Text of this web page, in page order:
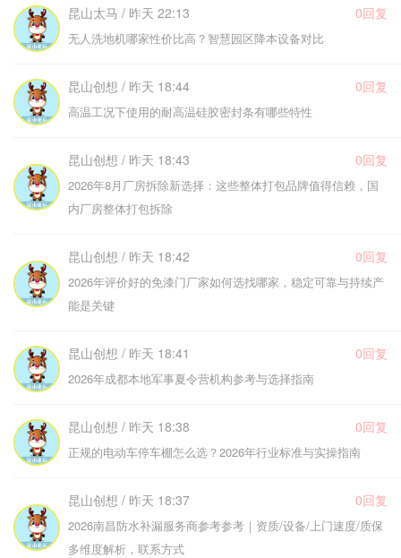
昆山太马 / 昨天 22:13 0回复
无人洗地机哪家性价比高？智慧园区降本设备对比
昆山创想 / 昨天 18:44 0回复
高温工况下使用的耐高温硅胶密封条有哪些特性
昆山创想 / 昨天 18:43 0回复
2026年8月厂房拆除新选择：这些整体打包品牌值得信赖，国
内厂房整体打包拆除
昆山创想 / 昨天 18:42 0回复
2026年评价好的免漆门厂家如何选找哪家，稳定可靠与持续产
能是关键
昆山创想 / 昨天 18:41 0回复
2026年成都本地军事夏令营机构参考与选择指南
昆山创想 / 昨天 18:38 0回复
正规的电动车停车棚怎么选？2026年行业标准与实操指南
昆山创想 / 昨天 18:37 0回复
2026南昌防水补漏服务商参考参考｜资质/设备/上门速度/质保
多维度解析，联系方式